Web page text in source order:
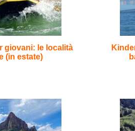
giovani: le località
(in estate)